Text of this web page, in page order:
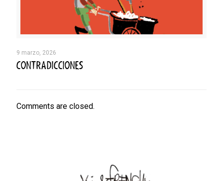
9 marzo, 2026
CONTRADICCIONES
Comments are closed.